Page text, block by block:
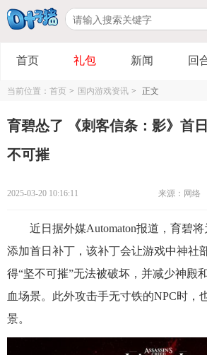
首页 礼包 新闻 回
当前位置： 首页 > 国内游戏资讯 > 正文
育碧怂了 《刺客信条：影》首
不可摧
2025-03-20 10:16:11 来源：网络
近日据外媒Automaton报道，育碧将
添加首日补丁，该补丁会让游戏中神社
得“坚不可摧”无法被破坏，并减少神殿
血场景。此外攻击手无寸铁的NPC时，
景。